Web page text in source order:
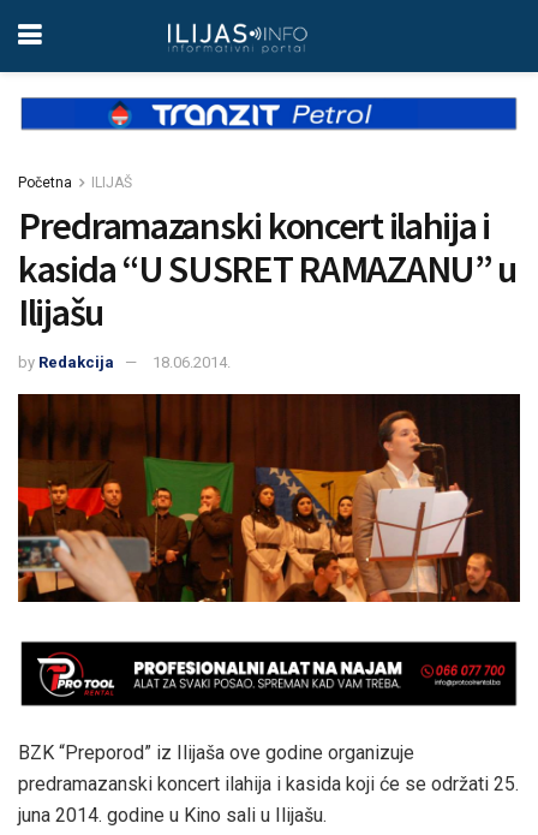
Početna ILIJAŠ
Predramazanski koncert ilahija i
kasida “U SUSRET RAMAZANU” u
Ilijašu
by Redakcija 18.06.2014.
BZK “Preporod” iz Ilijaša ove godine organizuje
predramazanski koncert ilahija i kasida koji će se održati 25.
juna 2014. godine u Kino sali u Ilijašu.